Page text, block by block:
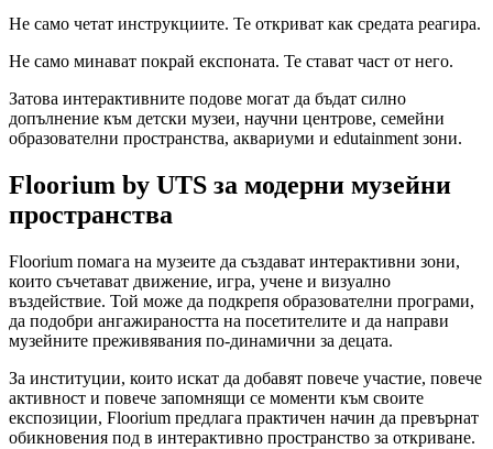
Не само четат инструкциите. Те откриват как средата реагира.
Не само минават покрай експоната. Те стават част от него.
Затова интерактивните подове могат да бъдат силно
допълнение към детски музеи, научни центрове, семейни
образователни пространства, аквариуми и edutainment зони.
Floorium by UTS за модерни музейни
пространства
Floorium помага на музеите да създават интерактивни зони,
които съчетават движение, игра, учене и визуално
въздействие. Той може да подкрепя образователни програми,
да подобри ангажираността на посетителите и да направи
музейните преживявания по-динамични за децата.
За институции, които искат да добавят повече участие, повече
активност и повече запомнящи се моменти към своите
експозиции, Floorium предлага практичен начин да превърнат
обикновения под в интерактивно пространство за откриване.